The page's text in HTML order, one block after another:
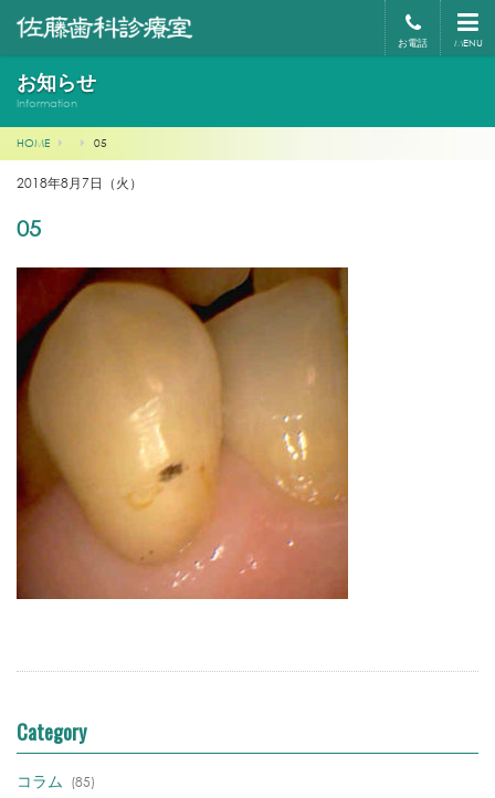
MENU
お電話
お知らせ
Information
HOME 05
2018年8月7日（火）
05
Category
コラム (85)